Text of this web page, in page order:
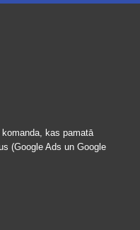
kas pamatā
(Google Ads un Google